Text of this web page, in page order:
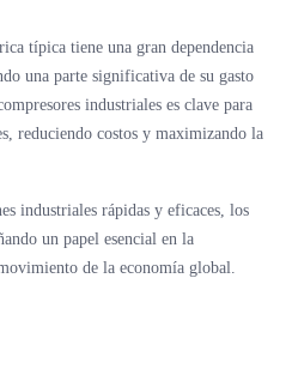
típica tiene una gran dependencia
una parte significativa de su gasto
industriales es clave para
reduciendo costos y maximizando la
industriales rápidas y eficaces, los
un papel esencial en la
de la economía global.